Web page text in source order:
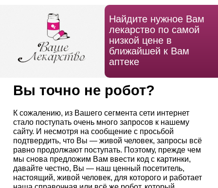
Найдите нужное Вам
лекарство по самой
низкой цене в
ближайшей к Вам
аптеке
Вы точно не робот?
К сожалению, из Вашего сегмента сети интернет
стало поступать очень много запросов к нашему
сайту. И несмотря на сообщение с просьбой
подтвердить, что Вы — живой человек, запросы всё
равно продолжают поступать. Поэтому, прежде чем
мы снова предложим Вам ввести код с картинки,
давайте честно, Вы — наш ценный посетитель,
настоящий, живой человек, для которого и работает